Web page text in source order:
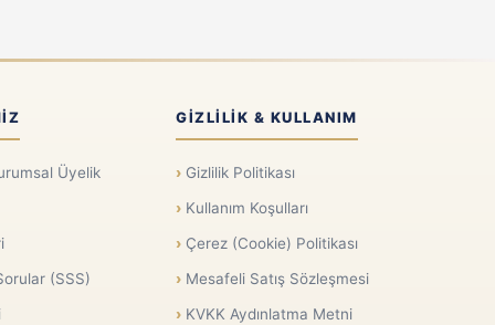
Üyelik
(SSS)
GIZLILIK & KULLANIM
Gizlilik Politikası
Kullanım Koşulları
Çerez (Cookie) Politikası
Mesafeli Satış Sözleşmesi
KVKK Aydınlatma Metni